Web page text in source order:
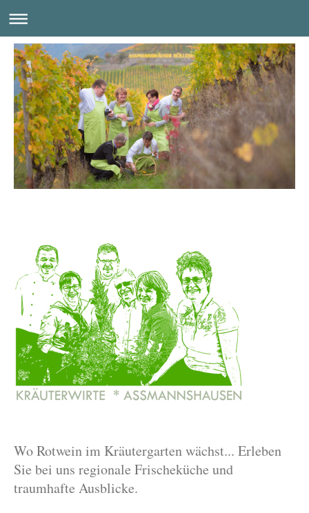
Wo Rotwein im Kräutergarten wächst... Erleben
Sie bei uns regionale Frischeküche und
traumhafte Ausblicke.